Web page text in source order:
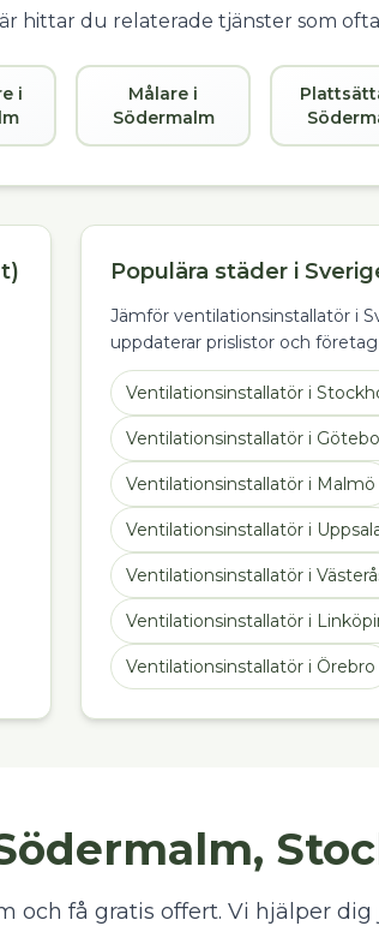
hittar du relaterade tjänster som
i
Målare i
Södermalm
Populära städer i
Jämför ventilationsinstallatör i
uppdaterar prislistor och
Ventilationsinstallatör i
Ventilationsinstallatör i
Ventilationsinstallatör i Malmö
Ventilationsinstallatör i
Ventilationsinstallatör i
Ventilationsinstallatör i
Ventilationsinstallatör i Örebro
och få gratis offert. Vi hjälper